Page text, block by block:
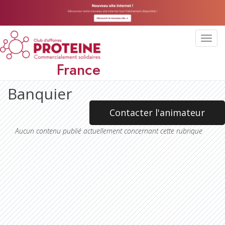
France
Banquier
Contacter l'animateur
Aucun contenu publié actuellement concernant cette rubrique